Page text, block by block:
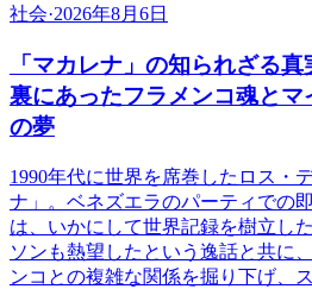
社会·2026年8月6日
「マカレナ」の知られざる
裏にあったフラメンコ魂とマ
の夢
1990年代に世界を席巻したロス・
ナ」。ベネズエラのパーティでの
は、いかにして世界記録を樹立し
ソンも熱望したという逸話と共に
ンコとの複雑な関係を掘り下げ、